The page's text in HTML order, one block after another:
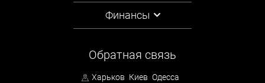
Финансы
Обратная связь
Харьков Киев Одесса